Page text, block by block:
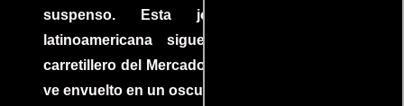
suspenso. Esta joya cinematográfica
latinoamericana sigue la historia de un
carretillero del Mercado 4 de Asunción que se
ve envuelto en un oscuro mundo de crimen